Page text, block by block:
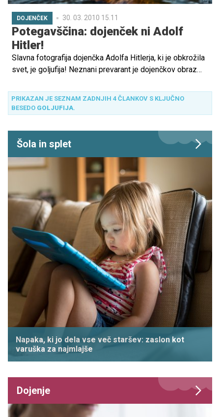
DOJENČEK 30. 03. 2010 15.11
Potegavščina: dojenček ni Adolf
Hitler!
Slavna fotografija dojenčka Adolfa Hitlerja, ki je obkrožila
svet, je goljufija! Neznani prevarant je dojenčkov obraz
Prevaro je pet let kasneje odkrila dečkova mama, mit o
fotografiji pa se je ohranil vse do danes.
PRIKAZAN JE SEZNAM ZADNJIH 4 ČLANKOV S KLJUČNO
BESEDO GOLJUFIJA.
Šola in splet
Napaka, ki jo dela vse več staršev: zaslon kot
varuška za najmlajše
Dojenje